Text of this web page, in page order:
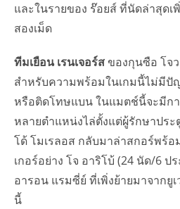
และในรายของ ร๊อยส์ ที่นัดล่าสุดเ
สองเม็ด
ทีมเยือน เรนเจอร์สของกุนซือ โจ
สำหรับความพร้อมในเกมนี้ไม่มีปัญ
หรือติดโทษแบน ในแมตช์นี้จะมีก
หลายตำแหน่งไล่ตั้งแต่ผู้รักษาปร
โด้ โมเรลอส กลับมาล่าสกอร์พร้อ
เกอร์อย่าง โจ อาริโบ้ (24 นัด/6 ป
อารอน แรมซี่ย์ ที่เพิ่งย้ายมาจากยู
นี้